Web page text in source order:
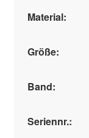
Material:
Größe:
Band:
Seriennr.: